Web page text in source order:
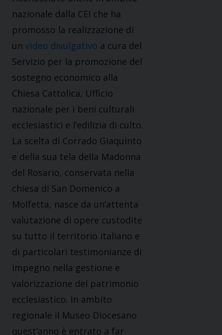
nazionale dalla CEI che ha
promosso la realizzazione di
un video divulgativo a cura del
Servizio per la promozione del
sostegno economico alla
Chiesa Cattolica, Ufficio
nazionale per i beni culturali
ecclesiastici e l’edilizia di culto.
La scelta di Corrado Giaquinto
e della sua tela della Madonna
del Rosario, conservata nella
chiesa di San Domenico a
Molfetta, nasce da un’attenta
valutazione di opere custodite
su tutto il territorio italiano e
di particolari testimonianze di
impegno nella gestione e
valorizzazione del patrimonio
ecclesiastico. In ambito
regionale il Museo Diocesano
quest’anno è entrato a far